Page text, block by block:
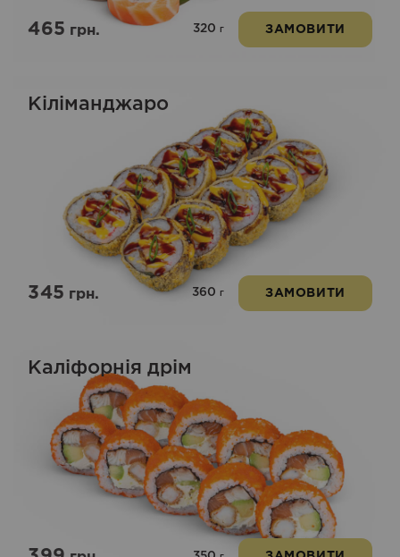
465грн. 320 г ЗАМОВИТИ
Кіліманджаро
345грн. 360 г ЗАМОВИТИ
Каліфорнія дрім